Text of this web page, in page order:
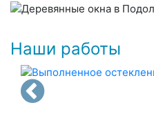
Наши работы